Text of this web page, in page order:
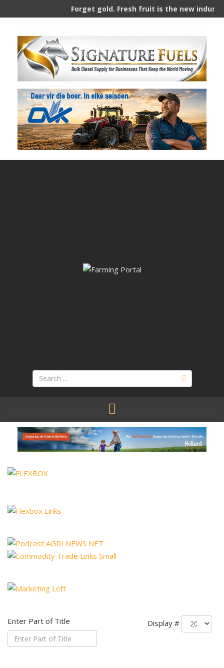
Forget gold. Fresh fruit is the new industry.
Enter Part of Title Display #